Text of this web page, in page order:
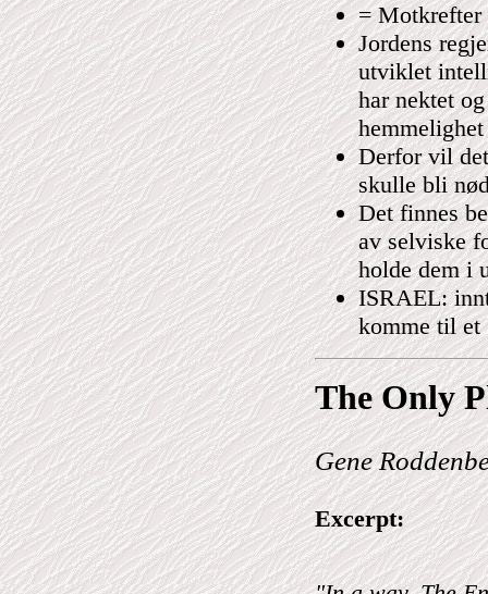
= Motkrefter
Jordens
utviklet
har nektet
Derfor vil
skulle bli
Det finnes
av selviske
holde dem i
ISRAEL:
komme til et
The Only
Gene
Excerpt: